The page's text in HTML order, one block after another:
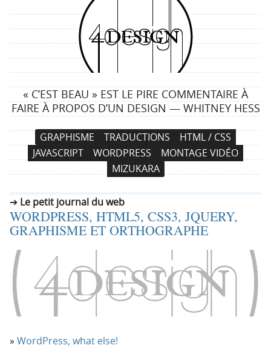
4
d
e
s
i
g
« C’EST BEAU » EST LE PIRE COMMENTAIRE À
FAIRE À PROPOS D’UN DESIGN — WHITNEY HESS
a
t
i
n
r
c
a
u
c
n
e
n
GRAPHISME TRADUCTIONS
HTML / CSS
JAVASCRIPT
WORDPRESS
MONTAGE VIDÉO
MIZUKARA
Le petit journal du web
WORDPRESS, HTML5, CSS3, JQUERY,
GRAPHISME ET ORTHOGRAPHE
WordPress, what else!